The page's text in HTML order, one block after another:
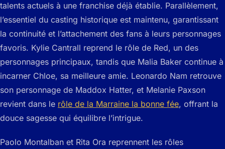
talents actuels à une franchise déjà établie. Parallèlement,
l’essentiel du casting historique est maintenu, garantissant
la continuité et l’attachement des fans à leurs personnages
favoris. Kylie Cantrall reprend le rôle de Red, un des
personnages principaux, tandis que Malia Baker continue à
incarner Chloe, sa meilleure amie. Leonardo Nam retrouve
son personnage de Maddox Hatter, et Melanie Paxson
revient dans le rôle de la Marraine la bonne fée, offrant la
douce sagesse qui équilibre l’intrigue.
Paolo Montalban et Rita Ora reprennent les rôles